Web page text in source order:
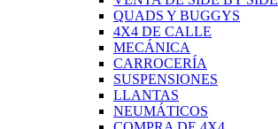
QUADS Y BUGGYS
4X4 DE CALLE
MECÁNICA
CARROCERÍA
SUSPENSIONES
LLANTAS
NEUMÁTICOS